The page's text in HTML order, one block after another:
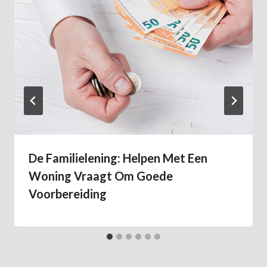
De Familielening: Helpen Met Een
Woning Vraagt Om Goede
Voorbereiding